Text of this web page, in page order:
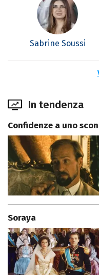
Sabrine Soussi
In tendenza
Confidenze a uno
Soraya